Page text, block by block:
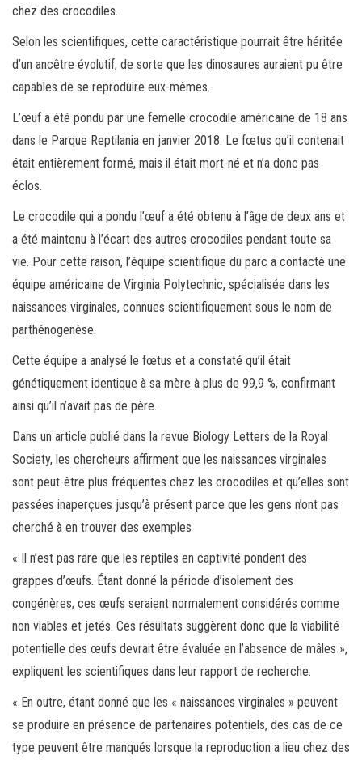
chez des crocodiles.
Selon les scientifiques, cette caractéristique pourrait être héritée
d’un ancêtre évolutif, de sorte que les dinosaures auraient pu être
capables de se reproduire eux-mêmes.
L’œuf a été pondu par une femelle crocodile américaine de 18 ans
dans le Parque Reptilania en janvier 2018. Le fœtus qu’il contenait
était entièrement formé, mais il était mort-né et n’a donc pas
éclos.
Le crocodile qui a pondu l’œuf a été obtenu à l’âge de deux ans et
a été maintenu à l’écart des autres crocodiles pendant toute sa
vie. Pour cette raison, l’équipe scientifique du parc a contacté une
équipe américaine de Virginia Polytechnic, spécialisée dans les
naissances virginales, connues scientifiquement sous le nom de
parthénogenèse.
Cette équipe a analysé le fœtus et a constaté qu’il était
génétiquement identique à sa mère à plus de 99,9 %, confirmant
ainsi qu’il n’avait pas de père.
Dans un article publié dans la revue Biology Letters de la Royal
Society, les chercheurs affirment que les naissances virginales
sont peut-être plus fréquentes chez les crocodiles et qu’elles sont
passées inaperçues jusqu’à présent parce que les gens n’ont pas
cherché à en trouver des exemples
« Il n’est pas rare que les reptiles en captivité pondent des
grappes d’œufs. Étant donné la période d’isolement des
congénères, ces œufs seraient normalement considérés comme
non viables et jetés. Ces résultats suggèrent donc que la viabilité
potentielle des œufs devrait être évaluée en l’absence de mâles »,
expliquent les scientifiques dans leur rapport de recherche.
« En outre, étant donné que les « naissances virginales » peuvent
se produire en présence de partenaires potentiels, des cas de ce
type peuvent être manqués lorsque la reproduction a lieu chez des